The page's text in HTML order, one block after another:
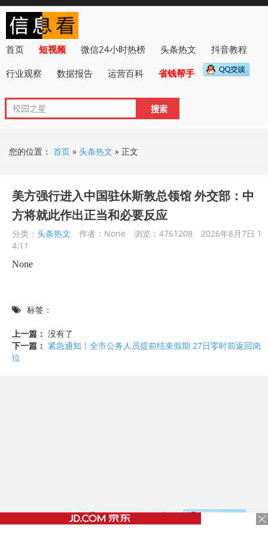
首页 短视频 微信24小时热榜 头条热文
抖音教程
行业观察
数据报告 运营百科 省钱帮手
您的位置： 首页 » 头条热文 » 正文
美方强行进入中国驻休斯敦总领馆 外交部：中
方将就此作出正当和必要反应
分类： 头条热文 作者：None 浏览：4761208
2026年8月7日 1
4:11
None
标签：
上一篇： 没有了
下一篇： 紧急通知！全市公务人员提前结束假期 27日零时前返回岗
位
©2017 - 2020 / 信息看 /粤ICP备17153186号-2，